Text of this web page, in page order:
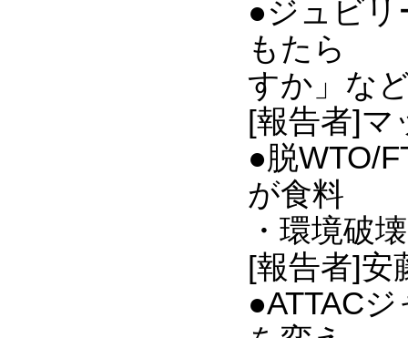
●ジュビリ
もたら
すか」な
[報告者]マ
●脱WTO/
が食料
・環境破
[報告者]安
●ATTAC